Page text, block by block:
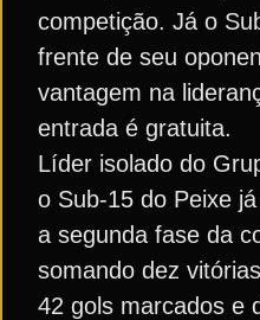
competição. Já o
frente de seu
vantagem na
entrada é gratuita.
Líder isolado do
o Sub-15 do Peixe
a segunda fase da
somando dez
42 gols marcados e